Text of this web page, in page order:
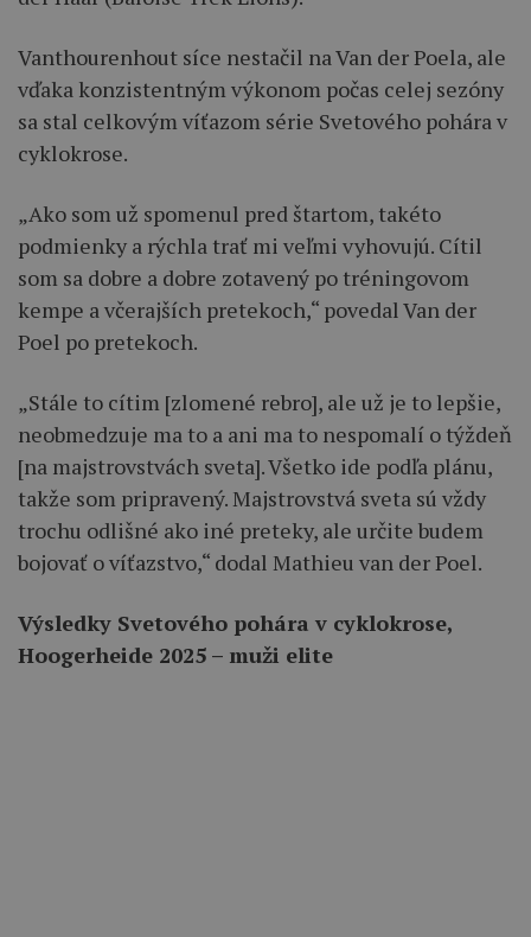
Vanthourenhout síce nestačil na Van der Poela, ale
vďaka konzistentným výkonom počas celej sezóny
sa stal celkovým víťazom série Svetového pohára v
cyklokrose.
„Ako som už spomenul pred štartom, takéto
podmienky a rýchla trať mi veľmi vyhovujú. Cítil
som sa dobre a dobre zotavený po tréningovom
kempe a včerajších pretekoch,“ povedal Van der
Poel po pretekoch.
„Stále to cítim [zlomené rebro], ale už je to lepšie,
neobmedzuje ma to a ani ma to nespomalí o týždeň
[na majstrovstvách sveta]. Všetko ide podľa plánu,
takže som pripravený. Majstrovstvá sveta sú vždy
trochu odlišné ako iné preteky, ale určite budem
bojovať o víťazstvo,“ dodal Mathieu van der Poel.
Výsledky Svetového pohára v cyklokrose,
Hoogerheide 2025 – muži elite